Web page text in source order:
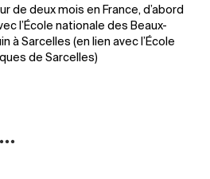
de deux mois en France, d’abord
l’École nationale des Beaux-
à Sarcelles (en lien avec l’École
de Sarcelles)